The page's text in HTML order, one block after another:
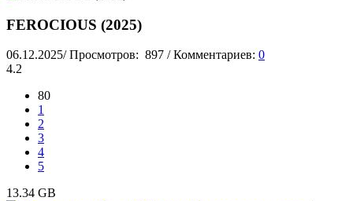
FEROCIOUS (2025)
06.12.2025/ Просмотров: 897 / Комментариев: 0
4.2
80
1
2
3
4
5
13.34 GB